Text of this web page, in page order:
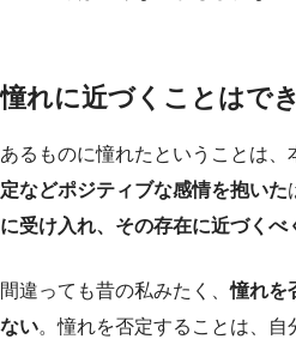
憧れに近づくことはで
あるものに憧れたということは、
定などポジティブな感情を抱いた
に受け入れ、その存在に近づくべ
間違っても昔の私みたく、憧れを
ない。憧れを否定することは、